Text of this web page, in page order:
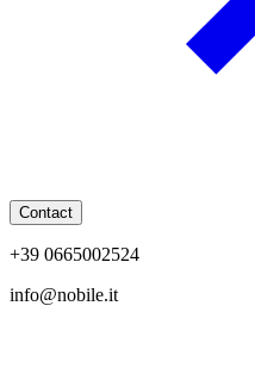
Contact
+39 0665002524
info@nobile.it